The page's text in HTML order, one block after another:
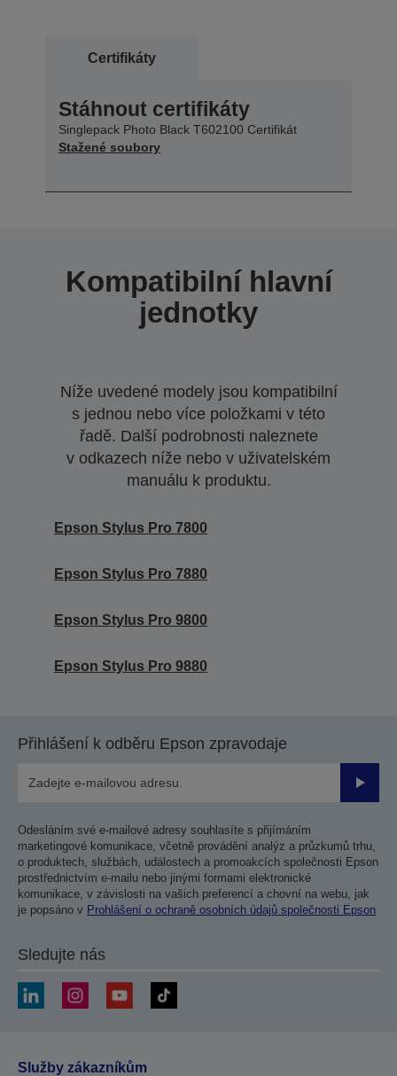
Certifikáty
Stáhnout certifikáty
Singlepack Photo Black T602100 Certifikát
Stažené soubory
Kompatibilní hlavní
jednotky
Níže uvedené modely jsou kompatibilní
s jednou nebo více položkami v této
řadě. Další podrobnosti naleznete
v odkazech níže nebo v uživatelském
manuálu k produktu.
Epson Stylus Pro 7800
Epson Stylus Pro 7880
Epson Stylus Pro 9800
Epson Stylus Pro 9880
Přihlášení k odběru Epson zpravodaje
Odesláním své e-mailové adresy souhlasíte s přijímáním
marketingové komunikace, včetně provádění analýz a průzkumů trhu,
o produktech, službách, událostech a promoakcích společnosti Epson
prostřednictvím e-mailu nebo jinými formami elektronické
komunikace, v závislosti na vašich preferencí a chovní na webu, jak
je popsáno v Prohlášení o ochraně osobních údajů společnosti Epson
Sledujte nás
Služby zákazníkům